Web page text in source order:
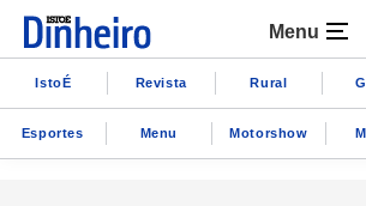
Menu
IstoÉ Revista Rural
Esportes Menu Motorshow